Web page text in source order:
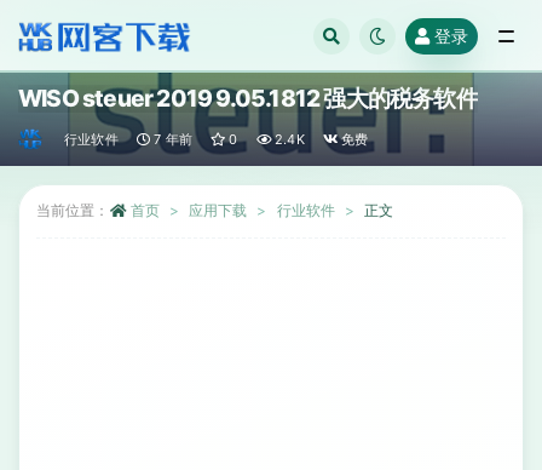
登录
WISO steuer 2019 9.05.1812 强大的税务软件
行业软件 7 年前 0 2.4K 免费
当前位置： 首页 应用下载 行业软件 正文
全部